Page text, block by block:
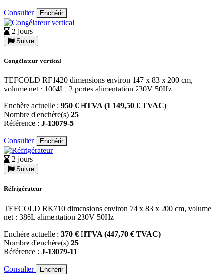
Consulter Enchérir
2 jours
Suivre
Congélateur vertical
TEFCOLD RF1420 dimensions environ 147 x 83 x 200 cm,
volume net : 1004L, 2 portes alimentation 230V 50Hz
Enchère actuelle : 950 € HTVA (1 149,50 € TVAC)
Nombre d'enchère(s) 25
Référence : J-13079-5
Consulter Enchérir
2 jours
Suivre
Réfrigérateur
TEFCOLD RK710 dimensions environ 74 x 83 x 200 cm, volume
net : 386L alimentation 230V 50Hz
Enchère actuelle : 370 € HTVA (447,70 € TVAC)
Nombre d'enchère(s) 25
Référence : J-13079-11
Consulter Enchérir